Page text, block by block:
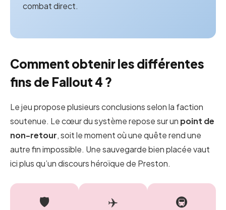
combat direct.
Comment obtenir les différentes
fins de Fallout 4 ?
Le jeu propose plusieurs conclusions selon la faction
soutenue. Le cœur du système repose sur un point de
non-retour, soit le moment où une quête rend une
autre fin impossible. Une sauvegarde bien placée vaut
ici plus qu’un discours héroïque de Preston.
🛡️ ✈️ 🚇